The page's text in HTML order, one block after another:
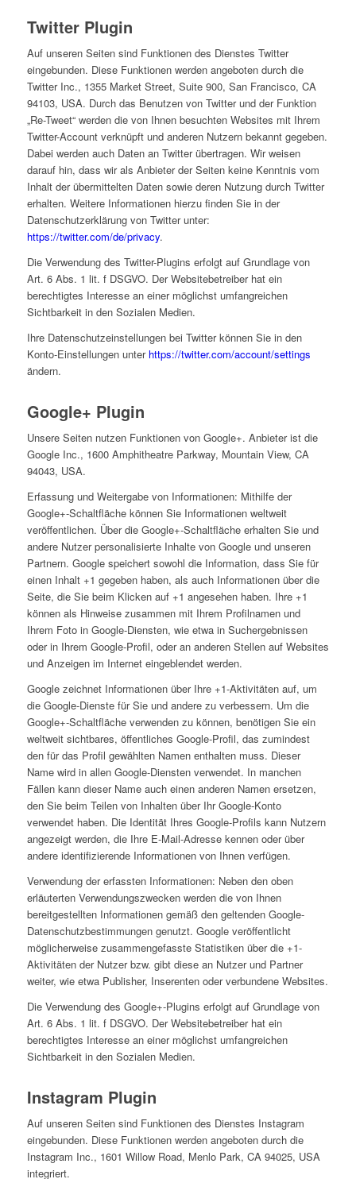
Twitter Plugin
Auf unseren Seiten sind Funktionen des Dienstes Twitter
eingebunden. Diese Funktionen werden angeboten durch die
Twitter Inc., 1355 Market Street, Suite 900, San Francisco, CA
94103, USA. Durch das Benutzen von Twitter und der Funktion
„Re-Tweet“ werden die von Ihnen besuchten Websites mit Ihrem
Twitter-Account verknüpft und anderen Nutzern bekannt gegeben.
Dabei werden auch Daten an Twitter übertragen. Wir weisen
darauf hin, dass wir als Anbieter der Seiten keine Kenntnis vom
Inhalt der übermittelten Daten sowie deren Nutzung durch Twitter
erhalten. Weitere Informationen hierzu finden Sie in der
Datenschutzerklärung von Twitter unter:
https://twitter.com/de/privacy.
Die Verwendung des Twitter-Plugins erfolgt auf Grundlage von
Art. 6 Abs. 1 lit. f DSGVO. Der Websitebetreiber hat ein
berechtigtes Interesse an einer möglichst umfangreichen
Sichtbarkeit in den Sozialen Medien.
Ihre Datenschutzeinstellungen bei Twitter können Sie in den
Konto-Einstellungen unter https://twitter.com/account/settings
ändern.
Google+ Plugin
Unsere Seiten nutzen Funktionen von Google+. Anbieter ist die
Google Inc., 1600 Amphitheatre Parkway, Mountain View, CA
94043, USA.
Erfassung und Weitergabe von Informationen: Mithilfe der
Google+-Schaltfläche können Sie Informationen weltweit
veröffentlichen. Über die Google+-Schaltfläche erhalten Sie und
andere Nutzer personalisierte Inhalte von Google und unseren
Partnern. Google speichert sowohl die Information, dass Sie für
einen Inhalt +1 gegeben haben, als auch Informationen über die
Seite, die Sie beim Klicken auf +1 angesehen haben. Ihre +1
können als Hinweise zusammen mit Ihrem Profilnamen und
Ihrem Foto in Google-Diensten, wie etwa in Suchergebnissen
oder in Ihrem Google-Profil, oder an anderen Stellen auf Websites
und Anzeigen im Internet eingeblendet werden.
Google zeichnet Informationen über Ihre +1-Aktivitäten auf, um
die Google-Dienste für Sie und andere zu verbessern. Um die
Google+-Schaltfläche verwenden zu können, benötigen Sie ein
weltweit sichtbares, öffentliches Google-Profil, das zumindest
den für das Profil gewählten Namen enthalten muss. Dieser
Name wird in allen Google-Diensten verwendet. In manchen
Fällen kann dieser Name auch einen anderen Namen ersetzen,
den Sie beim Teilen von Inhalten über Ihr Google-Konto
verwendet haben. Die Identität Ihres Google-Profils kann Nutzern
angezeigt werden, die Ihre E-Mail-Adresse kennen oder über
andere identifizierende Informationen von Ihnen verfügen.
Verwendung der erfassten Informationen: Neben den oben
erläuterten Verwendungszwecken werden die von Ihnen
bereitgestellten Informationen gemäß den geltenden Google-
Datenschutzbestimmungen genutzt. Google veröffentlicht
möglicherweise zusammengefasste Statistiken über die +1-
Aktivitäten der Nutzer bzw. gibt diese an Nutzer und Partner
weiter, wie etwa Publisher, Inserenten oder verbundene Websites.
Die Verwendung des Google+-Plugins erfolgt auf Grundlage von
Art. 6 Abs. 1 lit. f DSGVO. Der Websitebetreiber hat ein
berechtigtes Interesse an einer möglichst umfangreichen
Sichtbarkeit in den Sozialen Medien.
Instagram Plugin
Auf unseren Seiten sind Funktionen des Dienstes Instagram
eingebunden. Diese Funktionen werden angeboten durch die
Instagram Inc., 1601 Willow Road, Menlo Park, CA 94025, USA
integriert.